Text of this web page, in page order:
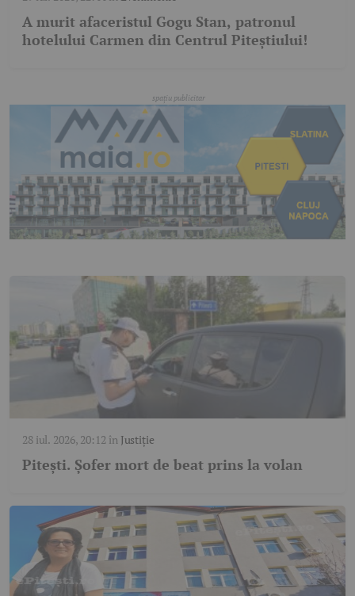
A murit afaceristul Gogu Stan, patronul
hotelului Carmen din Centrul Piteștiului!
28 iul. 2026, 20:12 în Justiție
Pitești. Șofer mort de beat prins la volan